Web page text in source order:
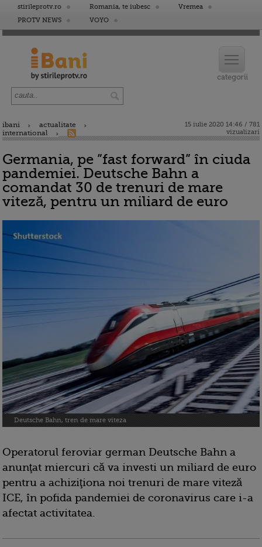
stirileprotv.ro Romania, te iubesc
Vremea
PROTV NEWS
VOYO
ibani
actualitate
international
15 iulie 2020 14:46 / 781
vizualizari
Germania, pe ”fast forward” în ciuda
pandemiei. Deutsche Bahn a
comandat 30 de trenuri de mare
viteză, pentru un miliard de euro
Deutsche Bahn, tren de mare viteza
Operatorul feroviar german Deutsche Bahn a
anunţat miercuri că va investi un miliard de euro
pentru a achiziţiona noi trenuri de mare viteză
ICE, în pofida pandemiei de coronavirus care i-a
afectat activitatea.